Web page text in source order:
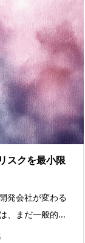
スクを最小限
発会社が変わる
、まだ一般的...